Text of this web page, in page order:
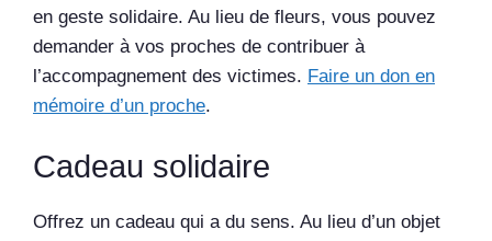
en geste solidaire. Au lieu de fleurs, vous pouvez
demander à vos proches de contribuer à
l’accompagnement des victimes. Faire un don en
mémoire d’un proche.
Cadeau solidaire
Offrez un cadeau qui a du sens. Au lieu d’un objet